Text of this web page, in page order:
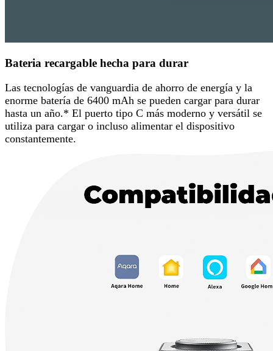
Bateria recargable hecha para durar
Las tecnologías de vanguardia de ahorro de energía y la
enorme batería de 6400 mAh se pueden cargar para durar
hasta un año.* El puerto tipo C más moderno y versátil se
utiliza para cargar o incluso alimentar el dispositivo
constantemente.